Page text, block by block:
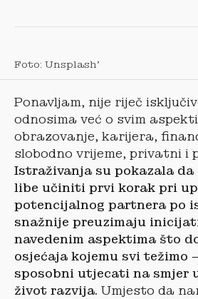
Foto: Unsplash’
Ponavljam, nije riječ
odnosima već o svim
obrazovanje, karijera,
slobodno vrijeme, privatni i
Istraživanja su pokazala da
libe učiniti prvi korak pri
potencijalnog partnera po
snažnije preuzimaju
navedenim aspektima što
osjećaja kojemu svi težimo
sposobni utjecati na smjer
život razvija. Umjesto da